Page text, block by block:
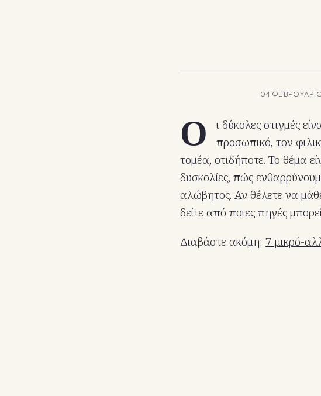
04
Ο
ι δύκολες στιγμές
προσωπικό, τον
τομέα, οτιδήποτε. Το θέμα
δυσκολίες, πώς
αλώβητος. Αν θέλετε να
δείτε από ποιες πηγές
Διαβάστε ακόμη: 7 μικρό-